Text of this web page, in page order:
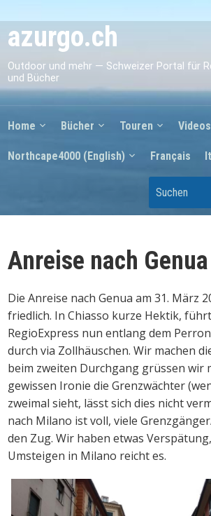
azurgo.ch
Outdoor und mehr — Schweizer Portal für
und Bücher
Home Bücher Touren Videos
Northcape4000 (English) Français
Anreise nach Genua
Die Anreise nach Genua am 31. März
friedlich. In Chiasso kurze Hektik,
RegioExpress nun entlang dem
durch via Zollhäuschen. Wir machen
beim zweiten Durchgang grüssen wir
gewissen Ironie die Grenzwächter
zweimal sieht, lässt sich dies nicht
nach Milano ist voll, viele
den Zug. Wir haben etwas
Umsteigen in Milano reicht es.